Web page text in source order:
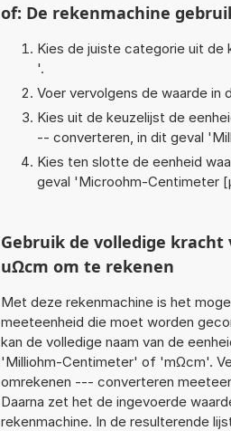
of: De rekenmachine
Kies de juiste categorie uit de
'.
Voer vervolgens de waarde
Kies uit de keuzelijst de
-- converteren, in dit geval '
Kies ten slotte de eenheid
geval 'Microohm-Centimeter
Gebruik de volledige
uΩcm om te rekenen
Met deze rekenmachine is het
meeteenheid die moet worden
kan de volledige naam van de
'Milliohm-Centimeter' of 'mΩcm'.
omrekenen --- converteren
Daarna zet het de ingevoerde
rekenmachine. In de resulterende